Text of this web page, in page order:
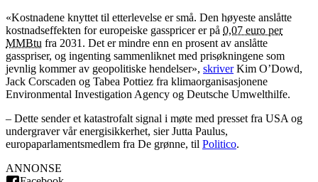
«Kostnadene knyttet til etterlevelse er små. Den høyeste anslåtte
kostnadseffekten for europeiske gasspricer er på 0,07 euro per
MMBtu fra 2031. Det er mindre enn en prosent av anslåtte
gasspriser, og ingenting sammenliknet med prisøkningene som
jevnlig kommer av geopolitiske hendelser», skriverKim O’Dowd,
Jack Corscaden og Tabea Pottiez fra klimaorganisasjonene
Environmental Investigation Agency og Deutsche Umwelthilfe.
– Dette sender et katastrofalt signal i møte med presset fra USA og
undergraver vår energisikkerhet, sier Jutta Paulus,
europaparlamentsmedlem fra De grønne, til Politico.
ANNONSE